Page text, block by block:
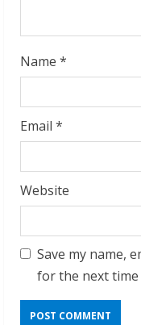
Name *
Email *
Website
Save my name,
for the next time